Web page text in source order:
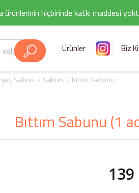
ürünlerinin hiçbirinde katkı maddesi
Ürünler Biz
Sabun Sabun Bıttım Sabunu
Bıttım Sabunu (1
139